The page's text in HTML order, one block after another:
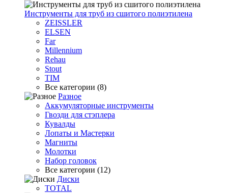
Инструменты для труб из сшитого полиэтилена
ZEISSLER
ELSEN
Far
Millennium
Rehau
Stout
TIM
Все категории (8)
Разное
Аккумуляторные инструменты
Гвозди для стэплера
Кувалды
Лопаты и Мастерки
Магниты
Молотки
Набор головок
Все категории (12)
Диски
TOTAL